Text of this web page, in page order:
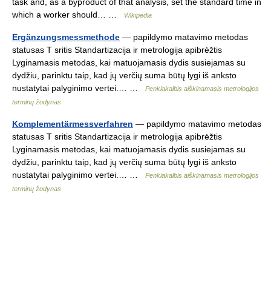
which a worker should… …
Wikipedia
Ergänzungsmessmethode — papildymo matavimo metodas
statusas T sritis Standartizacija ir metrologija apibrėžtis
Lyginamasis metodas, kai matuojamasis dydis susiejamas su
dydžiu, parinktu taip, kad jų verčių suma būtų lygi iš anksto
nustatytai palyginimo vertei.… …
Penkiakalbis aiškinamasis metrologijos
terminų žodynas
Komplementärmessverfahren — papildymo matavimo metodas
statusas T sritis Standartizacija ir metrologija apibrėžtis
Lyginamasis metodas, kai matuojamasis dydis susiejamas su
dydžiu, parinktu taip, kad jų verčių suma būtų lygi iš anksto
nustatytai palyginimo vertei.… …
Penkiakalbis aiškinamasis metrologijos
terminų žodynas